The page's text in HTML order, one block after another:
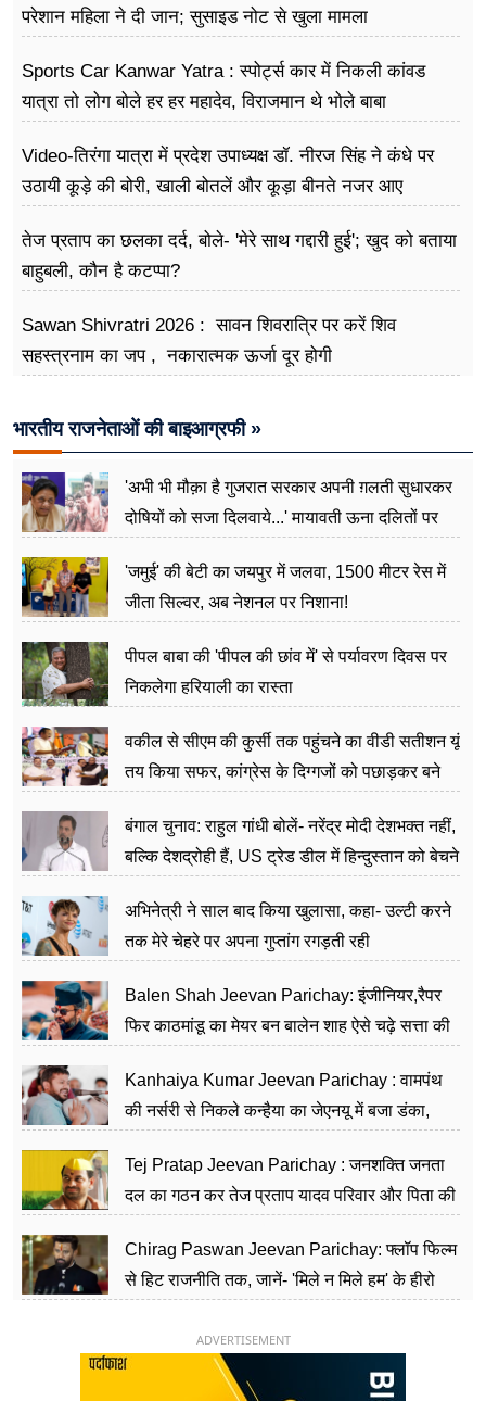
परेशान महिला ने दी जान; सुसाइड नोट से खुला मामला
Sports Car Kanwar Yatra : स्पोर्ट्स कार में निकली कांवड
यात्रा तो लोग बोले हर हर महादेव, विराजमान थे भोले बाबा
Video-तिरंगा यात्रा में प्रदेश उपाध्यक्ष डॉ. नीरज सिंह ने कंधे पर
उठायी कूड़े की बोरी, खाली बोतलें और कूड़ा बीनते नजर आए
तेज प्रताप का छलका दर्द, बोले- 'मेरे साथ गद्दारी हुई'; खुद को बताया
बाहुबली, कौन है कटप्पा?
Sawan Shivratri 2026 : सावन शिवरात्रि पर करें शिव
सहस्त्रनाम का जप , नकारात्मक ऊर्जा दूर होगी
भारतीय राजनेताओं की बाइआग्रफी »
'अभी भी मौक़ा है गुजरात सरकार अपनी ग़लती सुधारकर
दोषियों को सजा दिलवाये...' मायावती ऊना दलितों पर
'जमुई' की बेटी का जयपुर में जलवा, 1500 मीटर रेस में
जीता सिल्वर, अब नेशनल पर निशाना!
पीपल बाबा की 'पीपल की छांव में' से पर्यावरण दिवस पर
निकलेगा हरियाली का रास्ता
वकील से सीएम की कुर्सी तक पहुंचने का वीडी सतीशन यूं
तय किया सफर, कांग्रेस के दिग्गजों को पछाड़कर बने
बंगाल चुनाव: राहुल गांधी बोलें- नरेंद्र मोदी देशभक्त नहीं,
बल्कि देशद्रोही हैं, US ट्रेड डील में हिन्दुस्तान को बेचने
अभिनेत्री ने साल बाद किया खुलासा, कहा- उल्टी करने
तक मेरे चेहरे पर अपना गुप्तांग रगड़ती रही
Balen Shah Jeevan Parichay: इंजीनियर,रैपर
फिर काठमांडू का मेयर बन बालेन शाह ऐसे चढ़े सत्ता की
Kanhaiya Kumar Jeevan Parichay : वामपंथ
की नर्सरी से निकले कन्हैया का जेएनयू में बजा डंका,
Tej Pratap Jeevan Parichay : जनशक्ति जनता
दल का गठन कर तेज प्रताप यादव परिवार और पिता की
Chirag Paswan Jeevan Parichay: फ्लॉप फिल्म
से हिट राजनीति तक, जानें- 'मिले न मिले हम' के हीरो
ADVERTISEMENT